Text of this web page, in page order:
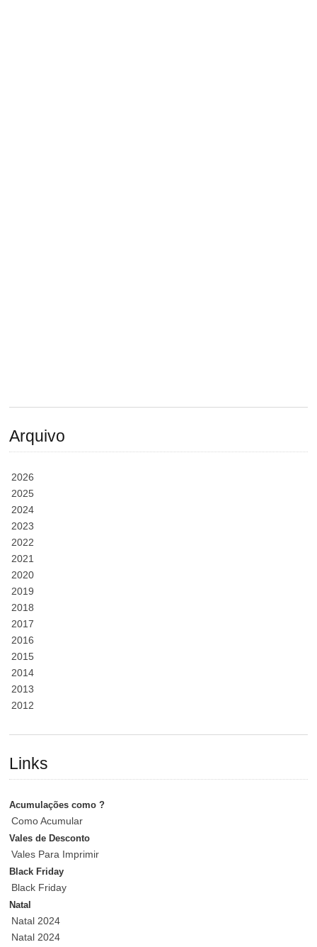
Arquivo
2026
2025
2024
2023
2022
2021
2020
2019
2018
2017
2016
2015
2014
2013
2012
Links
Acumulações como ?
Como Acumular
Vales de Desconto
Vales Para Imprimir
Black Friday
Black Friday
Natal
Natal 2024
Natal 2024